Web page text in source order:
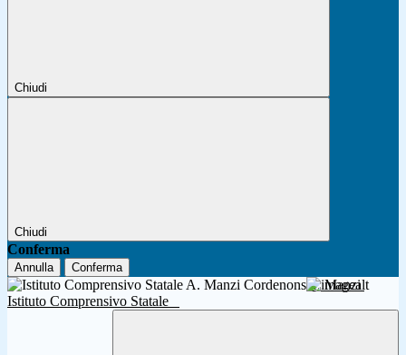
Chiudi
Chiudi
Conferma
Annulla Conferma
A. Manzi
Istituto Comprensivo Statale